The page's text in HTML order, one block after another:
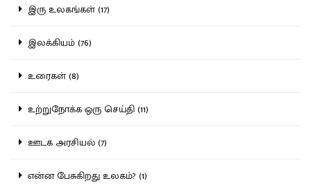
இரு உலகங்கள் (17)
இலக்கியம் (76)
உரைகள் (8)
உற்றுநோக்க ஒரு செய்தி (11)
ஊடக அரசியல் (7)
என்ன பேசுகிறது உலகம்? (1)